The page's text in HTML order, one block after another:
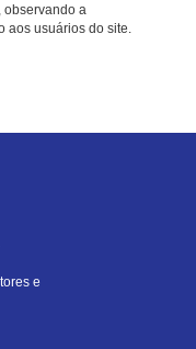
observando a
aos usuários do site.
e